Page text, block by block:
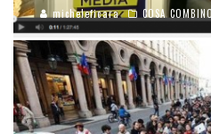
micheleficara COSA